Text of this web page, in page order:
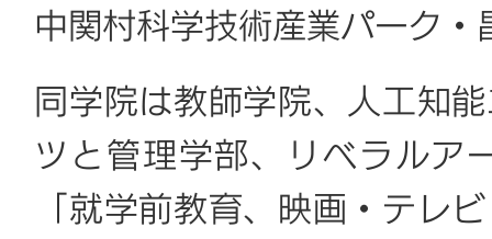
中関村科学技術産業パーク
同学院は教師学院、人工知
ツと管理学部、リベラルア
「就学前教育、映画・テレ